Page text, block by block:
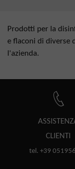
Prodotti per la
e flaconi di diverse
l'azienda.
CLIENTI
tel. +39